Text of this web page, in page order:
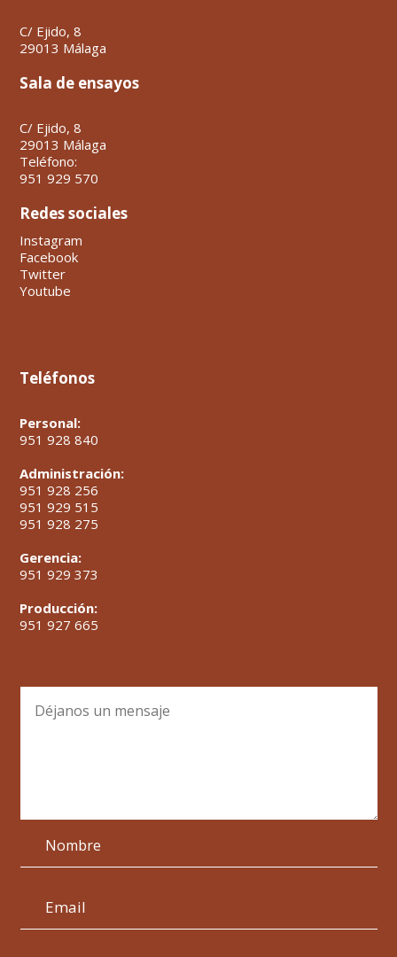
C/ Ejido, 8
29013 Málaga
Sala de ensayos
C/ Ejido, 8
29013 Málaga
Teléfono:
951 929 570
Redes sociales
Instagram
Facebook
Twitter
Youtube
Teléfonos
Personal:
951 928 840
Administración:
951 928 256
951 929 515
951 928 275
Gerencia:
951 929 373
Producción:
951 927 665